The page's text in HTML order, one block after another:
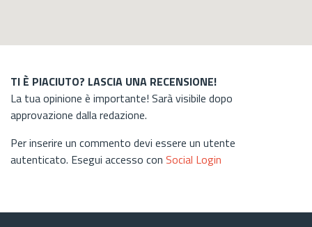
TI È PIACIUTO? LASCIA UNA RECENSIONE!
La tua opinione è importante! Sarà visibile dopo
approvazione dalla redazione.
Per inserire un commento devi essere un utente
autenticato. Esegui accesso con Social Login